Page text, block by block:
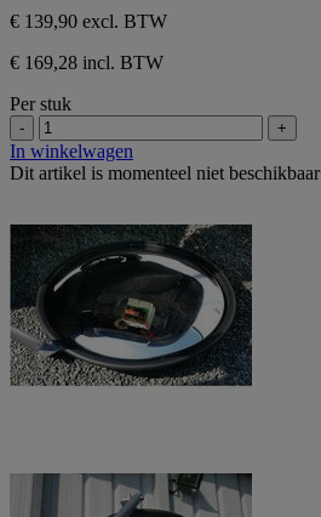
beoordelingen
€ 139,90 excl. BTW
€ 169,28 incl. BTW
Per stuk
- +
In winkelwagen
Dit artikel is momenteel niet beschikbaar